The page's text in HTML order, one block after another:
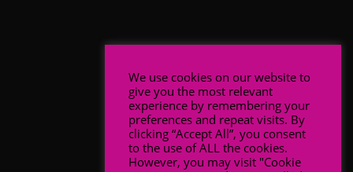
We use cookies on our website to
give you the most relevant
experience by remembering your
preferences and repeat visits. By
clicking “Accept All”, you consent
to the use of ALL the cookies.
However, you may visit "Cookie